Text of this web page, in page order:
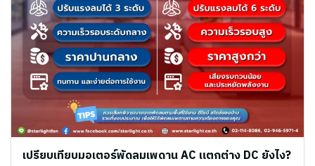
เปรียบเทียบมอเตอร์พัดลมเพดาน AC แตกต่าง DC ยังไง?